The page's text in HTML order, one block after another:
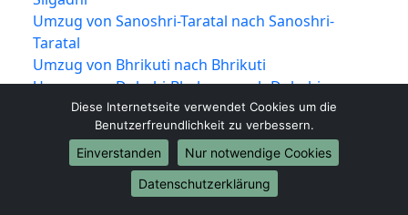
Umzug von Sanoshri-Taratal nach Sanoshri-
Taratal
Umzug von Bhrikuti nach Bhrikuti
Umzug von Duhabi-Bhaluwa nach Duhabi-
Bhaluwa
Umzug von Shankharapur nach Shankharapur
Umzug von Dudhauli nach Dudhauli
Umzug von Sabaila nach Sabaila
Umzug von Banepa nach Banepa
Diese Internetseite verwendet Cookies um die
Benutzerfreundlichkeit zu verbessern.
Einverstanden
Nur notwendige Cookies
Datenschutzerklärung